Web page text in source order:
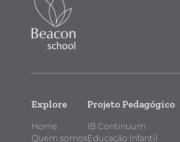
Explore
Home
Quem somos
Projeto Pedagógico
IB Continuum
Educação Infantil